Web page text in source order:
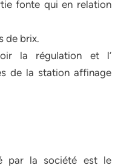
fonte qui en relation
de brix.
la régulation et l’
de la station affinage
par la société est le